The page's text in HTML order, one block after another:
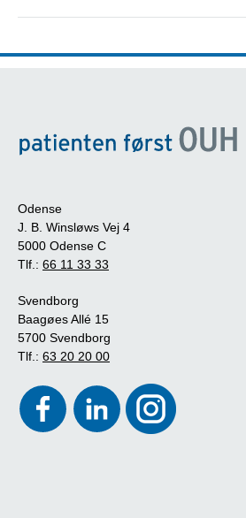
Odense
J. B. Winsløws Vej 4
5000 Odense C
Tlf.: 66 11 33 33
Svendborg
Baagøes Allé 15
5700 Svendborg
Tlf.: 63 20 20 00